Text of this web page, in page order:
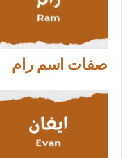
صفات اسم رام